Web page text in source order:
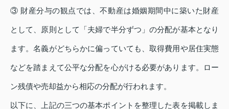
③ 財産分与の観点では、不動産は婚姻期間中に築いた財産
として、原則として「夫婦で半分ずつ」の分配が基本となり
ます。名義がどちらかに偏っていても、取得費用や居住実態
などを踏まえて公平な分配を心がける必要があります。ロー
ン残債や売却益から相応の分配が行われます。
以下に、上記の三つの基本ポイントを整理した表を掲載しま